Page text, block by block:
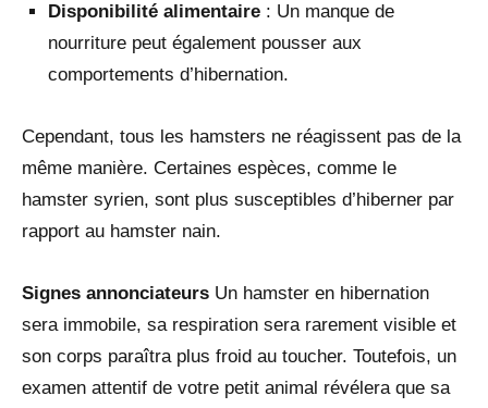
Disponibilité alimentaire : Un manque de
nourriture peut également pousser aux
comportements d’hibernation.
Cependant, tous les hamsters ne réagissent pas de la
même manière. Certaines espèces, comme le
hamster syrien, sont plus susceptibles d’hiberner par
rapport au hamster nain.
Signes annonciateurs Un hamster en hibernation
sera immobile, sa respiration sera rarement visible et
son corps paraîtra plus froid au toucher. Toutefois, un
examen attentif de votre petit animal révélera que sa